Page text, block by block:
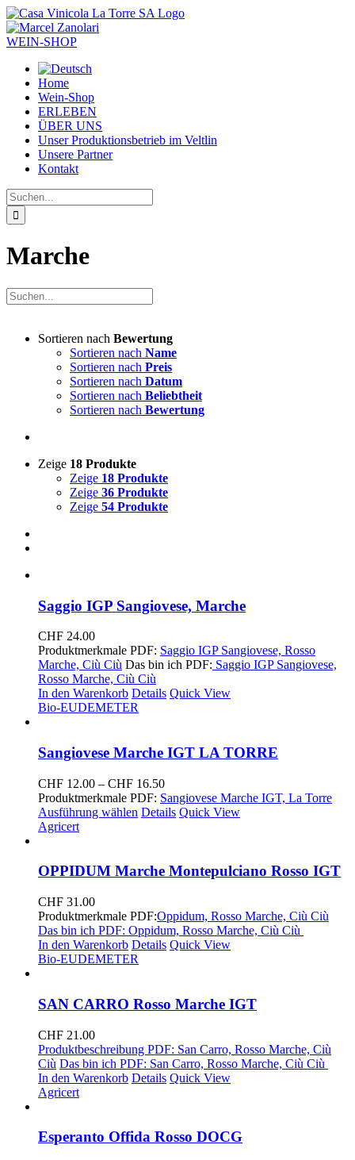
Zum
Inhalt
springen
WEIN-SHOP
Home
Wein-Shop
ERLEBEN
ÜBER UNS
Unser Produktionsbetrieb im Veltlin
Unsere Partner
Kontakt
Suche
nach:
Marche
Sortieren nach Bewertung
Sortieren nach Name
Sortieren nach Preis
Sortieren nach Datum
Sortieren nach Beliebtheit
Sortieren nach Bewertung
Zeige 18 Produkte
Zeige 18 Produkte
Zeige 36 Produkte
Zeige 54 Produkte
Saggio IGP Sangiovese, Marche
CHF 24.00
Produktmerkmale PDF: Saggio IGP Sangiovese, Rosso
Marche, Ciù Ciù Das bin ich PDF: Saggio IGP Sangiovese,
Rosso Marche, Ciù Ciù
In den Warenkorb Details Quick View
Bio-EUDEMETER
Sangiovese Marche IGT LA TORRE
CHF 12.00 – CHF 16.50Preisspanne:
CHF 12.00
bis
Produktmerkmale PDF: Sangiovese Marche IGT, La Torre
Ausführung wählen Details Quick View
Agricert
OPPIDUM Marche Montepulciano Rosso IGT
CHF 31.00
Produktmerkmale PDF:Oppidum, Rosso Marche, Ciù Ciù
Das bin ich PDF: Oppidum, Rosso Marche, Ciù Ciù
In den Warenkorb Details Quick View
Bio-EUDEMETER
SAN CARRO Rosso Marche IGT
CHF 21.00
Produktbeschreibung PDF: San Carro, Rosso Marche, Ciù
Ciù Das bin ich PDF: San Carro, Rosso Marche, Ciù Ciù
In den Warenkorb Details Quick View
Agricert
Esperanto Offida Rosso DOCG